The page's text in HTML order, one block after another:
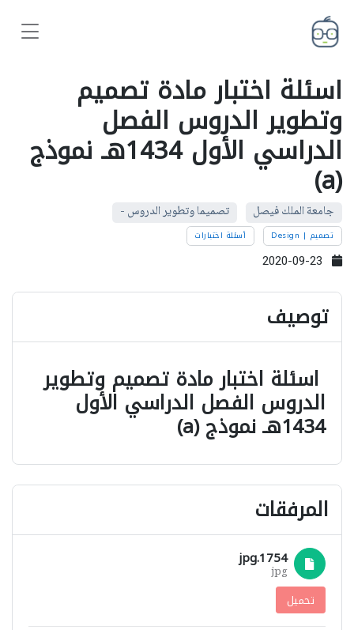
اسئلة اختبار مادة تصميم
وتطوير الدروس الفصل
الدراسي الأول 1434هـ نموذج
(a)
جامعة الملك فيصل تصميما وتطوير الدروس -
تصميم | Design أسئلة اختبارات
توصيف
اسئلة اختبار مادة تصميم وتطوير
الدروس الفصل الدراسي الأول
1434هـ نموذج (a)
المرفقات
1754.jpg
jpg
تحميل